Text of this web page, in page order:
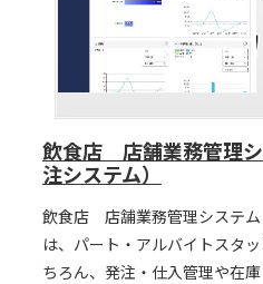
飲食店 店舗業務管理
注システム）
飲食店 店舗業務管理システム
は、パート・アルバイトスタ
ちろん、発注・仕入管理や在